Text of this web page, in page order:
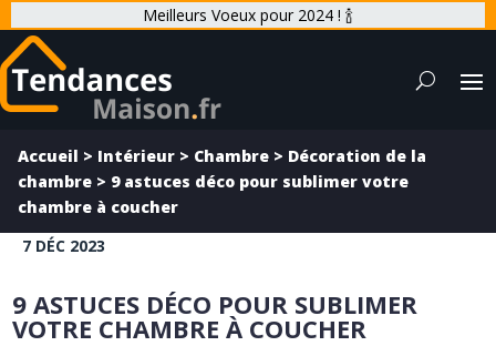
Meilleurs Voeux pour 2024 ! 🍾
Accueil > Intérieur > Chambre > Décoration de la
chambre > 9 astuces déco pour sublimer votre
chambre à coucher
7 DÉC 2023
9 ASTUCES DÉCO POUR SUBLIMER
VOTRE CHAMBRE À COUCHER